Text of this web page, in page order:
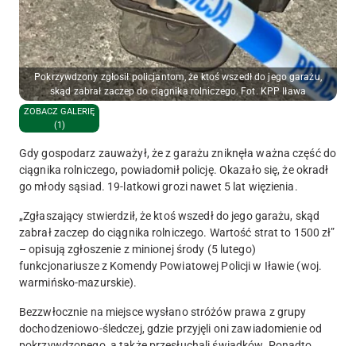
Pokrzywdzony zgłosił policjantom, że ktoś wszedł do jego garażu,
skąd zabrał zaczep do ciągnika rolniczego. Fot. KPP Iława
ZOBACZ GALERIĘ
(1)
Gdy gospodarz zauważył, że z garażu zniknęła ważna część do
ciągnika rolniczego, powiadomił policję. Okazało się, że okradł
go młody sąsiad. 19-latkowi grozi nawet 5 lat więzienia.
„Zgłaszający stwierdził, że ktoś wszedł do jego garażu, skąd
zabrał zaczep do ciągnika rolniczego. Wartość strat to 1500 zł”
– opisują zgłoszenie z minionej środy (5 lutego)
funkcjonariusze z Komendy Powiatowej Policji w Iławie (woj.
warmińsko-mazurskie).
Bezzwłocznie na miejsce wysłano stróżów prawa z grupy
dochodzeniowo-śledczej, gdzie przyjęli oni zawiadomienie od